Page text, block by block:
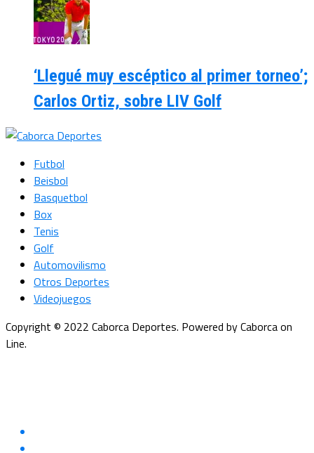
‘Llegué muy escéptico al primer torneo’;
Carlos Ortiz, sobre LIV Golf
Futbol
Beisbol
Basquetbol
Box
Tenis
Golf
Automovilismo
Otros Deportes
Videojuegos
Copyright © 2022 Caborca Deportes. Powered by Caborca on
Line.